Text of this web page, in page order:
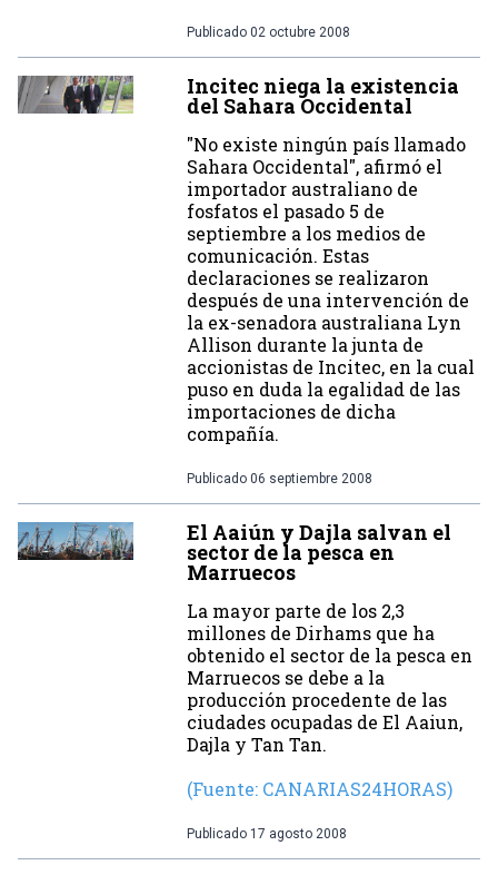
Publicado 02 octubre 2008
Incitec niega la existencia
del Sahara Occidental
"No existe ningún país llamado
Sahara Occidental", afirmó el
importador australiano de
fosfatos el pasado 5 de
septiembre a los medios de
comunicación. Estas
declaraciones se realizaron
después de una intervención de
la ex-senadora australiana Lyn
Allison durante la junta de
accionistas de Incitec, en la cual
puso en duda la egalidad de las
importaciones de dicha
compañía.
Publicado 06 septiembre 2008
El Aaiún y Dajla salvan el
sector de la pesca en
Marruecos
La mayor parte de los 2,3
millones de Dirhams que ha
obtenido el sector de la pesca en
Marruecos se debe a la
producción procedente de las
ciudades ocupadas de El Aaiun,
Dajla y Tan Tan.
(Fuente: CANARIAS24HORAS)
Publicado 17 agosto 2008